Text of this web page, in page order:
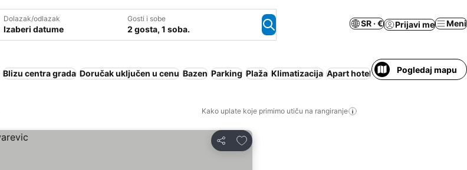
Dolazak/odlazak
Izaberi datume
Gosti i sobe
2 gosta, 1 soba.
SR · € Prijavi me Meni
Blizu centra grada Doručak uključen u cenu Bazen Parking Plaža Klimatizacija Apart hotel Wi-Fi Polupansion
Pogledaj mapu
Kako uplate koje primimo utiču na rangiranje
Deli
Dodati u favorite